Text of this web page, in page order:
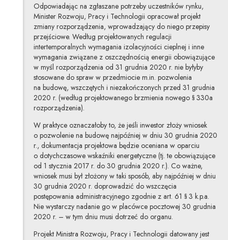
Odpowiadając na zgłaszane potrzeby uczestników rynku,
Minister Rozwoju, Pracy i Technologii opracował projekt
zmiany rozporządzenia, wprowadzający do niego przepisy
przejściowe. Według projektowanych regulacji
intertemporalnych wymagania izolacyjności cieplnej i inne
wymagania związane z oszczędnością energii obowiązujące
w myśl rozporządzenia od 31 grudnia 2020 r. nie byłyby
stosowane do spraw w przedmiocie m.in. pozwolenia
na budowę, wszczętych i niezakończonych przed 31 grudnia
2020 r. (według projektowanego brzmienia nowego § 330a
rozporządzenia).
W praktyce oznaczałoby to, że jeśli inwestor złoży wniosek
o pozwolenie na budowę najpóźniej w dniu 30 grudnia 2020
r., dokumentacja projektowa będzie oceniana w oparciu
o dotychczasowe wskaźniki energetyczne (tj. te obowiązujące
od 1 stycznia 2017 r. do 30 grudnia 2020 r.). Co ważne,
wniosek musi był złożony w taki sposób, aby najpóźniej w dniu
30 grudnia 2020 r. doprowadzić do wszczęcia
postępowania administracyjnego zgodnie z art. 61 § 3 k.p.a.
Nie wystarczy nadanie go w placówce pocztowej 30 grudnia
2020 r. – w tym dniu musi dotrzeć do organu.
Projekt Ministra Rozwoju, Pracy i Technologii datowany jest